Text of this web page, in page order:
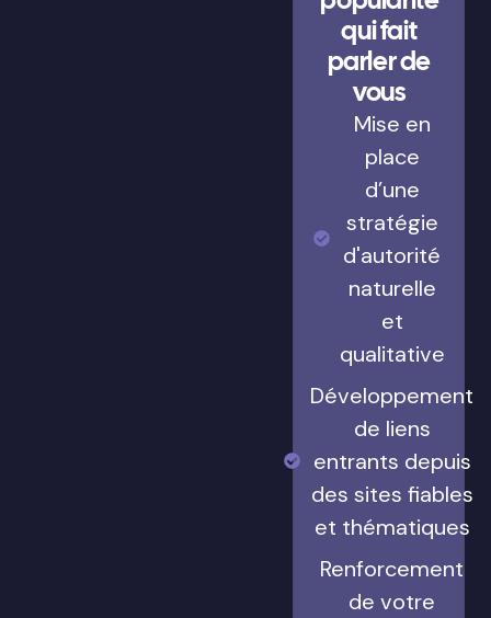
qui fait
parler de
vous
Mise en
place
d’une
stratégie
d'autorité
naturelle
et
qualitative
Développement
de liens
entrants depuis
des sites fiables
et thématiques
Renforcement
de votre